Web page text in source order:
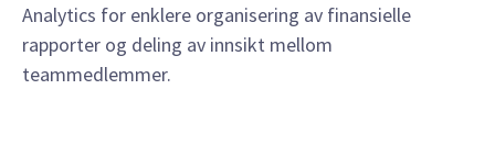
Analytics for enklere organisering av finansielle
rapporter og deling av innsikt mellom
teammedlemmer.